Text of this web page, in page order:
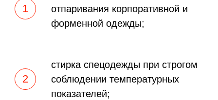
отпаривания корпоративной и
форменной одежды;
стирка спецодежды при строгом
соблюдении температурных
показателей;